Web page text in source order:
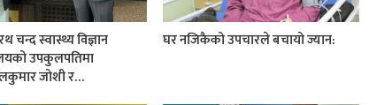
चन्द स्वास्थ्य विज्ञान
उपकुलपतिमा
जोशी र…
घर नजिकैको उपचारले बचायो ज्यान: